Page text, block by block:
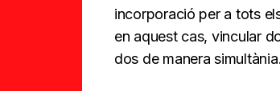
incorporació per a tots
en aquest cas, vincular
dos de manera simultània.